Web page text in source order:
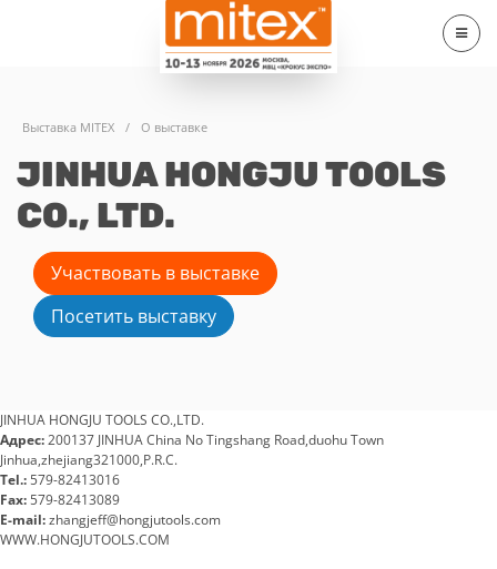
Выставка MITEX / О выставке
JINHUA HONGJU TOOLS
CO., LTD.
Участвовать в выставке
Посетить выставку
JINHUA HONGJU TOOLS CO.,LTD.
Адрес:200137 JINHUA China No Tingshang Road,duohu Town
Jinhua,zhejiang321000,P.R.C.
Tel.: 579-82413016
Fax: 579-82413089
E-mail:zhangjeff@hongjutools.com
WWW.HONGJUTOOLS.COM